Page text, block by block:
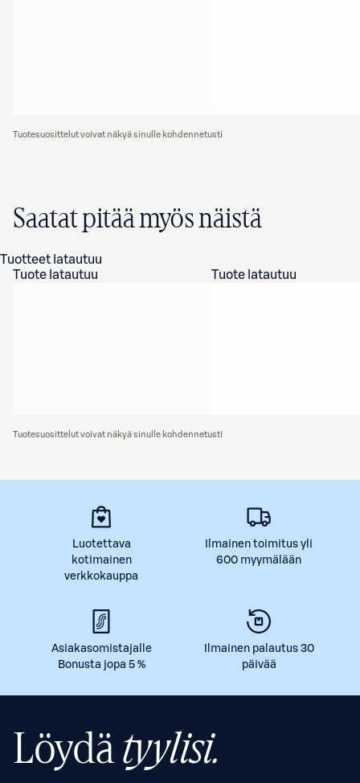
Tuotesuosittelut voivat näkyä sinulle kohdennetusti
Saatat pitää myös näistä
Tuotteet latautuu
Tuote latautuu
Tuote latautuu
Tuotesuosittelut voivat näkyä sinulle kohdennetusti
Luotettava
kotimainen
verkkokauppa
Ilmainen toimitus yli
600 myymälään
Asiakasomistajalle
Bonusta jopa 5 %
Ilmainen palautus 30
päivää
Löydätyylisi.